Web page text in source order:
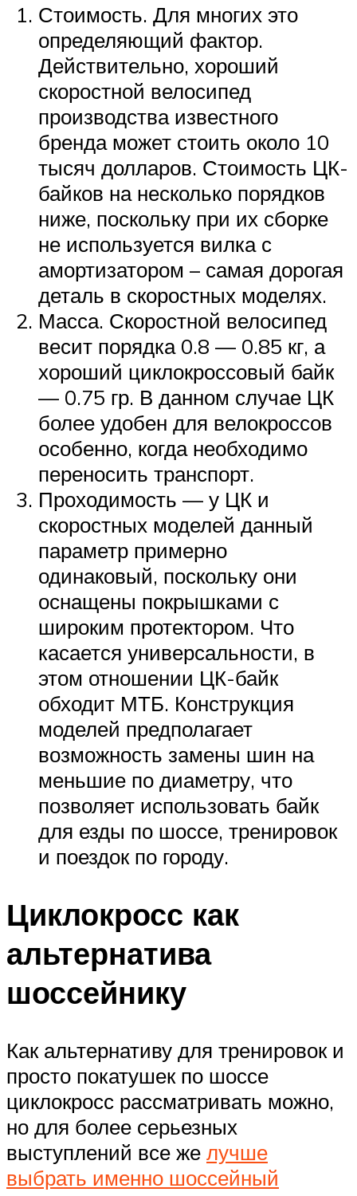
Стоимость. Для многих это
определяющий фактор.
Действительно, хороший
скоростной велосипед
производства известного
бренда может стоить около 10
тысяч долларов. Стоимость ЦК-
байков на несколько порядков
ниже, поскольку при их сборке
не используется вилка с
амортизатором – самая дорогая
деталь в скоростных моделях.
Масса. Скоростной велосипед
весит порядка 0.8 — 0.85 кг, а
хороший циклокроссовый байк
— 0.75 гр. В данном случае ЦК
более удобен для велокроссов
особенно, когда необходимо
переносить транспорт.
Проходимость — у ЦК и
скоростных моделей данный
параметр примерно
одинаковый, поскольку они
оснащены покрышками с
широким протектором. Что
касается универсальности, в
этом отношении ЦК-байк
обходит МТБ. Конструкция
моделей предполагает
возможность замены шин на
меньшие по диаметру, что
позволяет использовать байк
для езды по шоссе, тренировок
и поездок по городу.
Циклокросс как
альтернатива
шоссейнику
Как альтернативу для тренировок и
просто покатушек по шоссе
циклокросс рассматривать можно,
но для более серьезных
выступлений все же лучше
выбрать именно шоссейный